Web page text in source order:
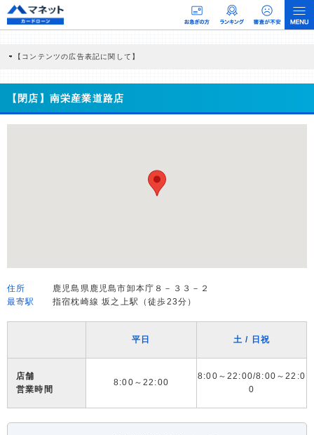
【コンテンツの広告表記に関して】
商品を根拠なくPRするものではなく、当編集部の調査／ユーザーへの口コミ収集な
どに基づき、公平性を担保した情報提供を行っています。
>提携企業一覧
【閉店】南栄産業道路店
住所
鹿児島県鹿児島市卸本庁８－３３－２
最寄駅
指宿枕崎線 坂之上駅（徒歩23分）
平日 土 / 日祝
店舗
営業時間
8:00～22:00
8:00～22:00/8:00～22:0
0